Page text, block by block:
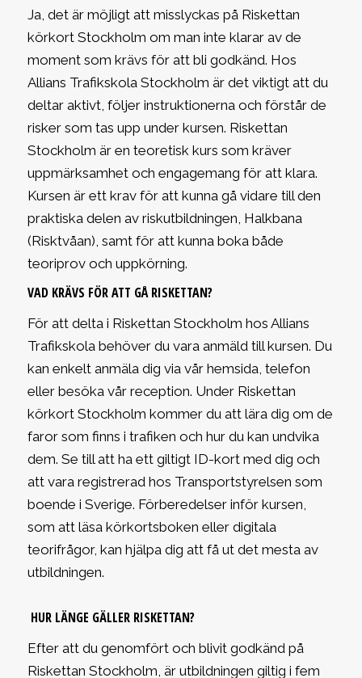
Ja, det är möjligt att misslyckas på Riskettan
körkort Stockholm om man inte klarar av de
moment som krävs för att bli godkänd. Hos
Allians Trafikskola Stockholm är det viktigt att du
deltar aktivt, följer instruktionerna och förstår de
risker som tas upp under kursen. Riskettan
Stockholm är en teoretisk kurs som kräver
uppmärksamhet och engagemang för att klara.
Kursen är ett krav för att kunna gå vidare till den
praktiska delen av riskutbildningen, Halkbana
(Risktvåan), samt för att kunna boka både
teoriprov och uppkörning.
VAD KRÄVS FÖR ATT GÅ RISKETTAN?
För att delta i Riskettan Stockholm hos Allians
Trafikskola behöver du vara anmäld till kursen. Du
kan enkelt anmäla dig via vår hemsida, telefon
eller besöka vår reception. Under Riskettan
körkort Stockholm kommer du att lära dig om de
faror som finns i trafiken och hur du kan undvika
dem. Se till att ha ett giltigt ID-kort med dig och
att vara registrerad hos Transportstyrelsen som
boende i Sverige. Förberedelser inför kursen,
som att läsa körkortsboken eller digitala
teorifrågor, kan hjälpa dig att få ut det mesta av
utbildningen.
HUR LÄNGE GÄLLER RISKETTAN?
Efter att du genomfört och blivit godkänd på
Riskettan Stockholm, är utbildningen giltig i fem